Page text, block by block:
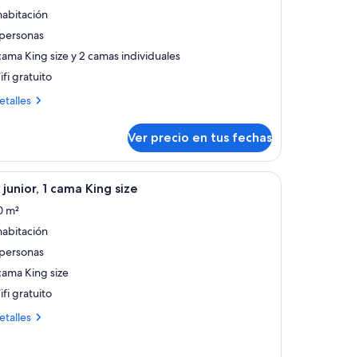
King size y 2 camas individuales
gratuito
Ver precio en tus fechas
grande, un escritorio, una silla y vistas a árboles por la ventana.
Habitación de hotel moderna con un sofá
1 cama King size
m²
King size
gratuito